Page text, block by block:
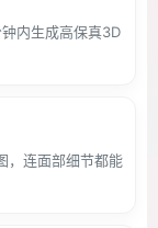
内生成高保真3D
，连面部细节都能